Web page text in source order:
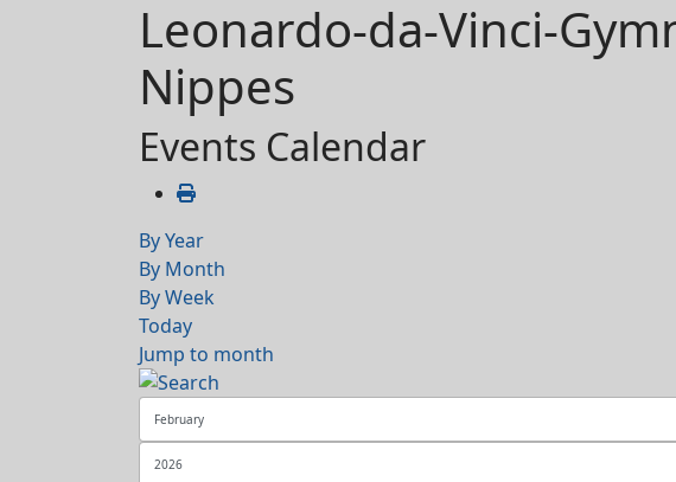
Leonardo-da-Vinci-
Nippes
Events Calendar
By Year
By Month
By Week
Today
Jump to month